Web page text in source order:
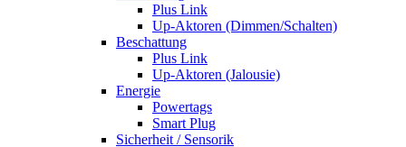
Plus Link
Up-Aktoren (Dimmen/Schalten)
Beschattung
Plus Link
Up-Aktoren (Jalousie)
Energie
Powertags
Smart Plug
Sicherheit / Sensorik